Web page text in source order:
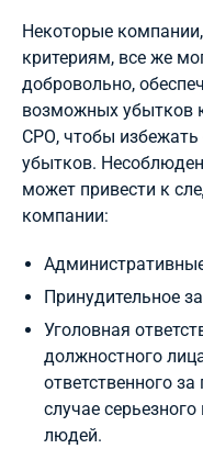
Некоторые
критериям, все же
добровольно,
возможных убытков
СРО, чтобы избежать
убытков.
может привести к
компании:
Принудительное
Уголовная
должностного
ответственного
случае
людей.